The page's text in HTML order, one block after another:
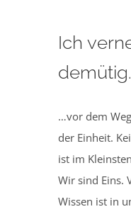
Ich
…vor dem
der Einheit.
ist im
Wir sind Eins.
Wissen ist in